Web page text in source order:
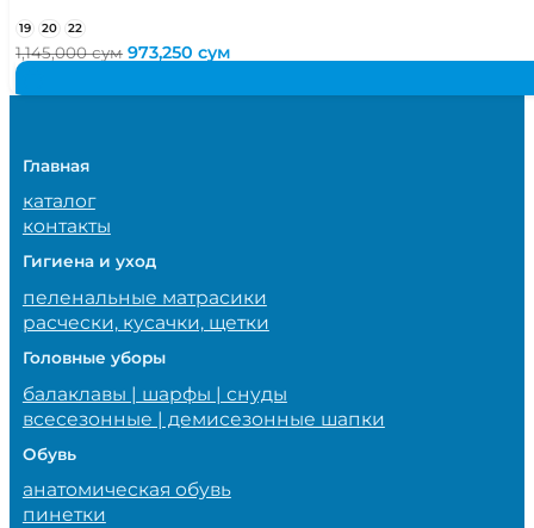
19 20 22
1,145,000сум Первоначальная
цена
1,145,000 сум.
973,250сум
цена:
Главная
каталог
контакты
Гигиена и уход
пеленальные матрасики
расчески, кусачки, щетки
Головные уборы
балаклавы | шарфы | снуды
всесезонные | демисезонные шапки
Обувь
анатомическая обувь
пинетки